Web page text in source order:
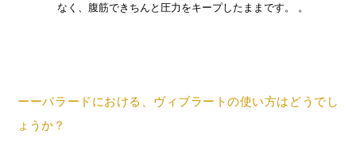
なく、腹筋できちんと圧力をキープしたままです。 。
ーーバラードにおける、ヴィブラートの使い方はどうでし
ょうか？